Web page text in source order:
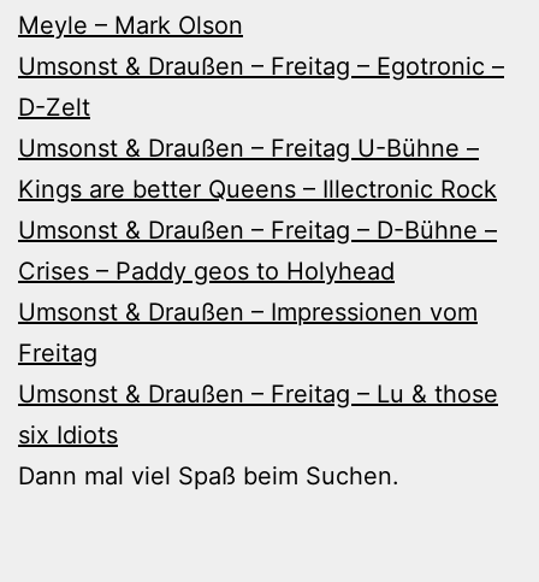
Meyle – Mark Olson
Umsonst & Draußen – Freitag – Egotronic –
D-Zelt
Umsonst & Draußen – Freitag U-Bühne –
Kings are better Queens – Illectronic Rock
Umsonst & Draußen – Freitag – D-Bühne –
Crises – Paddy geos to Holyhead
Umsonst & Draußen – Impressionen vom
Freitag
Umsonst & Draußen – Freitag – Lu & those
six Idiots
Dann mal viel Spaß beim Suchen.